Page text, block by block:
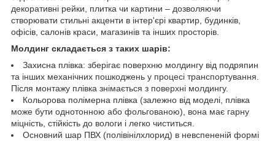
декоративні рейки, плитка чи картини – дозволяючи
створювати стильні акценти в інтер'єрі квартир, будинків,
офісів, салонів краси, магазинів та інших просторів.
Молдинг складається з таких шарів:
Захисна плівка: зберігає поверхню молдингу від подряпин
та інших механічних пошкоджень у процесі транспортування.
Після монтажу плівка знімається з поверхні молдингу.
Кольорова полімерна плівка (залежно від моделі, плівка
може бути однотонною або фольгованою), вона має гарну
міцність, стійкість до вологи і легко чиститься.
Основний шар ПВХ (полівінілхлорид) в невспененій формі